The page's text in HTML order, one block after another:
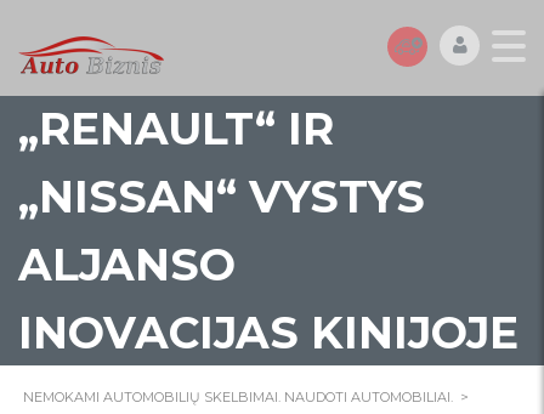
„RENAULT“ IR
„NISSAN“ VYSTYS
ALJANSO
INOVACIJAS KINIJOJE
NEMOKAMI AUTOMOBILIŲ SKELBIMAI. NAUDOTI AUTOMOBILIAI. >